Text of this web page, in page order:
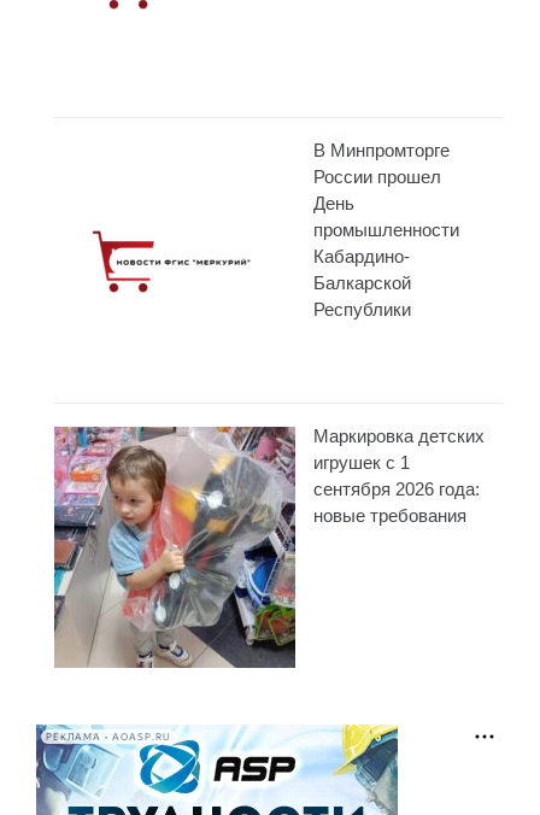
В Минпромторге
России прошел
День
промышленности
Кабардино-
Балкарской
Республики
Маркировка детских
игрушек с 1
сентября 2026 года:
новые требования
РЕКЛАМА • AOASP.RU